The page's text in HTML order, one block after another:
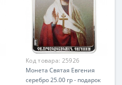
Код товара: 25926
Монета Святая Евгения
серебро 25.00 гр - подарок